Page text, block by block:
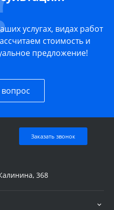
услугах, видах работ
стоимость и
предложение!
вопрос
Заказать звонок
368